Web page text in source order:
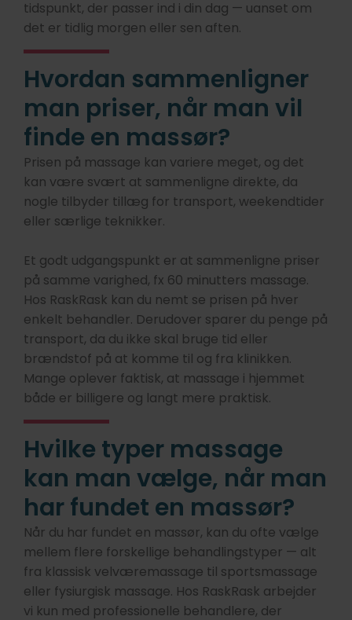
tidspunkt, der passer ind i din dag — uanset om
det er tidlig morgen eller sen aften.
Hvordan sammenligner
man priser, når man vil
finde en massør?
Prisen på massage kan variere meget, og det
kan være svært at sammenligne direkte, da
nogle tilbyder tillæg for transport, weekendtider
eller særlige teknikker.
Et godt udgangspunkt er at sammenligne priser
på samme varighed, fx 60 minutters massage.
Hos RaskRask kan du nemt se prisen på hver
enkelt behandler. Derudover sparer du penge på
transport, da du ikke skal bruge tid eller
brændstof på at komme til og fra klinikken.
Mange oplever faktisk, at massage i hjemmet
både er billigere og langt mere praktisk.
Hvilke typer massage
kan man vælge, når man
har fundet en massør?
Når du har fundet en massør, kan du ofte vælge
mellem flere forskellige behandlingstyper — alt
fra klassisk velværemassage til sportsmassage
eller fysiurgisk massage. Hos RaskRask arbejder
vi kun med professionelle behandlere, der